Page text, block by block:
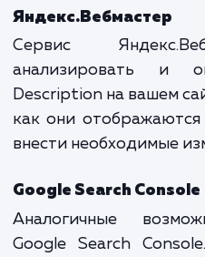
Отсутствие
Отсутствие Meta
проблемой. Хотя
автоматически
страницы в качестве
страницы.
Нерелевантное